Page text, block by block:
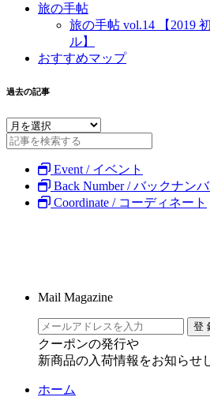
旅の手帖
旅の手帖 vol.14 【2019
ル】
おすすめマップ
過去の記事
Event / イベント
Back Number / バックナン
Coordinate / コーディネート
Mail Magazine
クーポンの発行や
新商品の入荷情報をお知らせ
ホーム